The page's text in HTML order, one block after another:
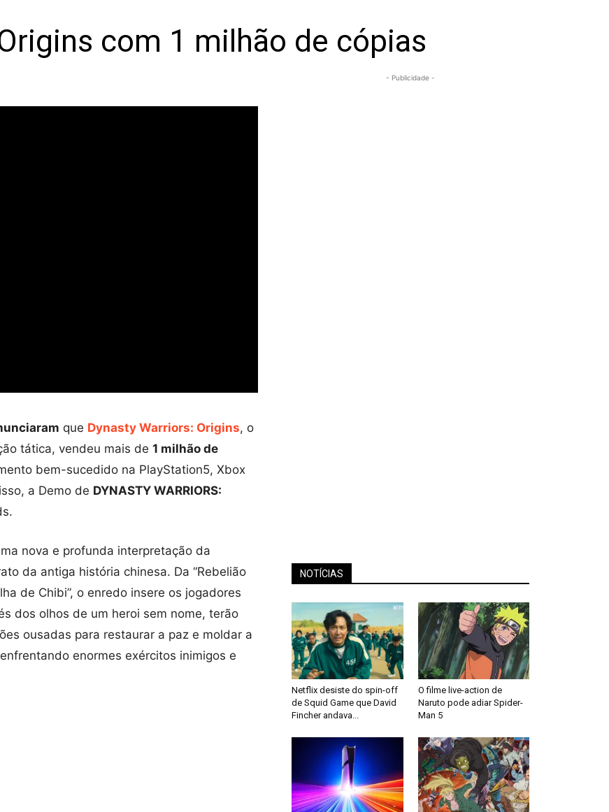
com 1 milhão de cópias
que Dynasty Warriors: Origins, o
tática, vendeu mais de 1 milhão de
bem-sucedido na PlayStation5, Xbox
a Demo de DYNASTY WARRIORS:
nova e profunda interpretação da
da antiga história chinesa. Da “Rebelião
de Chibi”, o enredo insere os jogadores
dos olhos de um heroi sem nome, terão
ousadas para restaurar a paz e moldar a
enormes exércitos inimigos e
- Publicidade -
NOTÍCIAS
Netflix desiste do spin-off
de Squid Game que David
Fincher andava...
O filme live-action de
Naruto pode adiar Spider-
Man 5